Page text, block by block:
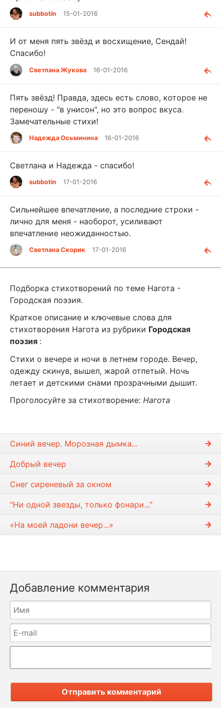
subbotin 15-01-2016
И от меня пять звёзд и восхищение, Сендай!
Спасибо!
Светлана Жукова 16-01-2016
Пять звёзд! Правда, здесь есть слово, которое не
переношу - "в унисон", но это вопрос вкуса.
Замечательные стихи!
Надежда Осьминина 16-01-2016
Светлана и Надежда - спасибо!
subbotin 17-01-2016
Сильнейшее впечатление, а последние строки -
лично для меня - наоборот, усиливают
впечатление неожиданностью.
Светлана Скорик 17-01-2016
Подборка стихотворений по теме Нагота -
Городская поэзия.
Краткое описание и ключевые слова для
стихотворения Нагота из рубрики Городская
поэзия :
Стихи о вечере и ночи в летнем городе. Вечер,
одежду скинув, вышел, жарой отпетый. Ночь
летает и детскими снами прозрачными дышит.
Проголосуйте за стихотворение: Нагота
Синий вечер. Морозная дымка...
Добрый вечер
Снег сиреневый за окном
"Ни одной звезды, только фонари..."
«На моей ладони вечер...»
Добавление комментария
Отправить комментарий